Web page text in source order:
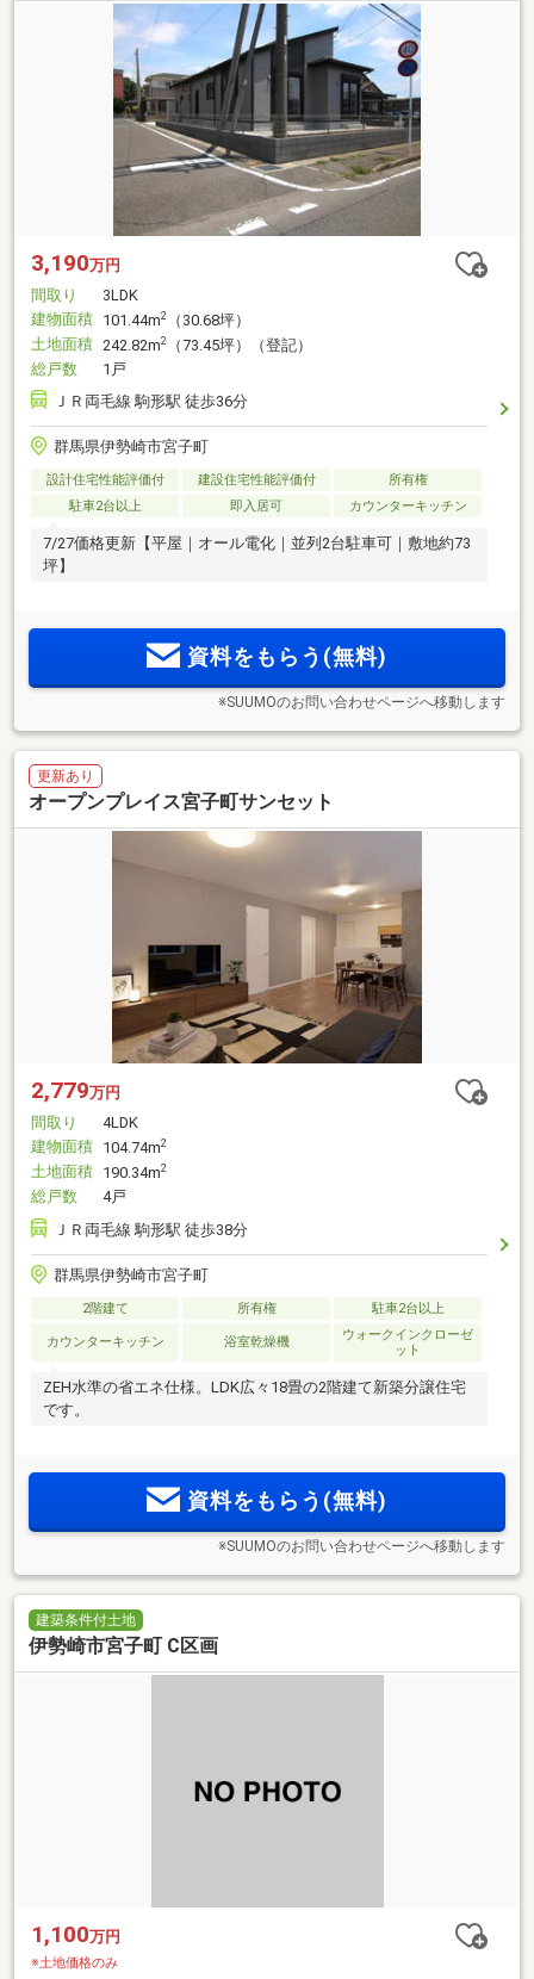
3,190万円
間取り
3LDK
建物面積 101.44m2
（30.68坪）
土地面積 242.82m2
（73.45坪）（登記）
総戸数
1戸
ＪＲ両毛線 駒形駅 徒歩36分
群馬県伊勢崎市宮子町
設計住宅性能評価付 建設住宅性能評価付
所有権
駐車2台以上
即入居可 カウンターキッチン
7/27価格更新【平屋｜オール電化｜並列2台駐車可｜敷地約73
坪】
資料をもらう(無料)
※SUUMOのお問い合わせページへ移動します
更新あり
オープンプレイス宮子町サンセット
2,779万円
間取り
4LDK
建物面積 104.74m2
土地面積 190.34m2
総戸数
4戸
ＪＲ両毛線 駒形駅 徒歩38分
群馬県伊勢崎市宮子町
2階建て 所有権 駐車2台以上
カウンターキッチン 浴室乾燥機
ウォークインクローゼ
ット
ZEH水準の省エネ仕様。LDK広々18畳の2階建て新築分譲住宅
です。
資料をもらう(無料)
※SUUMOのお問い合わせページへ移動します
建築条件付土地
伊勢崎市宮子町 C区画
1,100万円
※土地価格のみ